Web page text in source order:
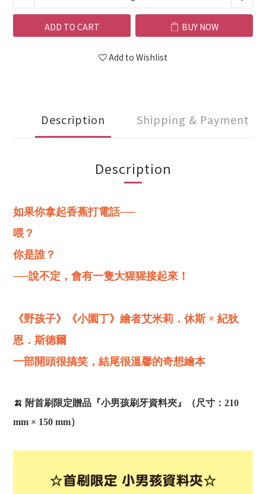
ADD TO CART BUY NOW
Add to Wishlist
Description Shipping & Payment
Description
如果你拿起香蕉打電話──
喂？
你是誰？
──說不定，會有一隻大猩猩接起來！
《野孩子》《小園丁》繪者艾米莉．休斯 × 紀狄
恩．斯德爾
一部開頭很搞笑，結尾很溫馨的奇想繪本
🍌 附首刷限定贈品『小男孩刷牙資料夾』（尺寸：210
mm × 150 mm）